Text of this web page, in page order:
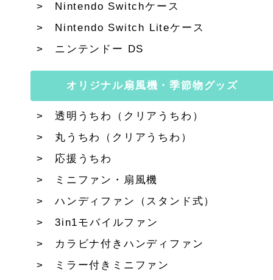
Nintendo Switchケース
Nintendo Switch Liteケース
ニンテンドー DS
オリジナル扇風機・季節物グッズ
透明うちわ（クリアうちわ）
丸うちわ（クリアうちわ）
応援うちわ
ミニファン・扇風機
ハンディファン（スタンド式）
3in1モバイルファン
カラビナ付きハンディファン
ミラー付きミニファン